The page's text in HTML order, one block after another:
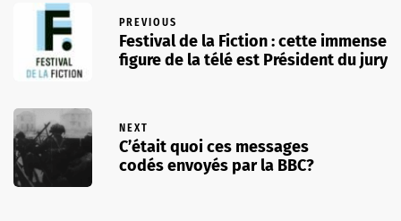
PREVIOUS
Festival de la Fiction : cette immense
figure de la télé est Président du jury
NEXT
C’était quoi ces messages
codés envoyés par la BBC?